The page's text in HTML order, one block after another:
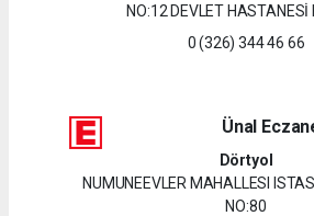
NO:12 DEVLET HASTANESİ
0 (326) 344 46 66
Ünal
Dörtyol
NUMUNEEVLER MAHALLESI
NO:80